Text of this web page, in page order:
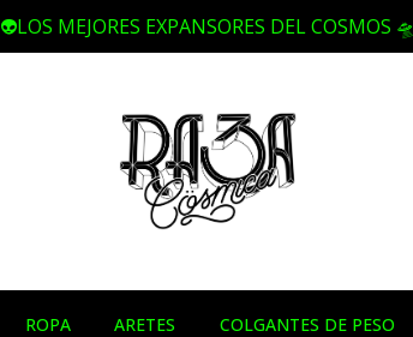
👽LOS MEJORES EXPANSORES DEL COSMOS 🛸
ROPA ARETES COLGANTES DE PESO